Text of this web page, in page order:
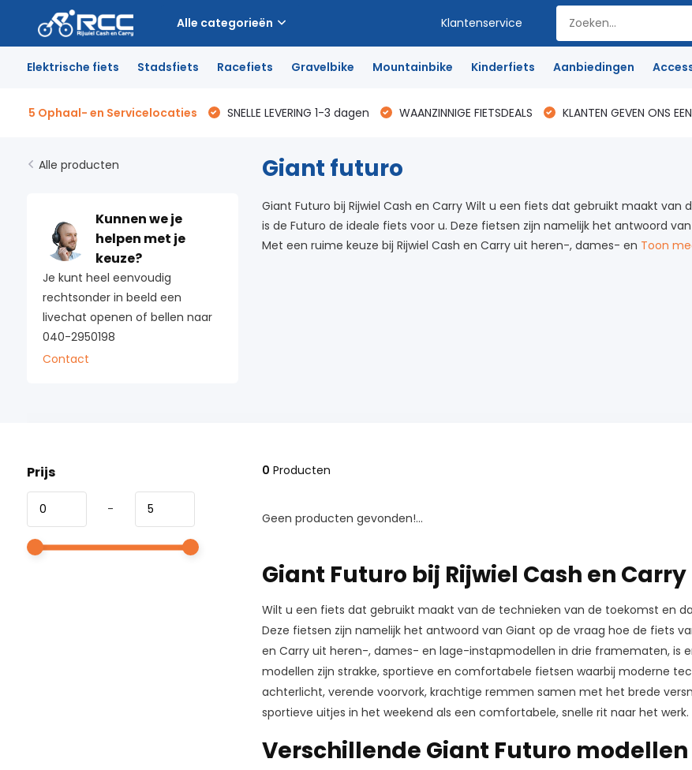
Alle categorieën Klantenservice
Elektrische fiets Stadsfiets Racefiets Gravelbike Mountainbike Kinderfiets Aanbiedingen
5 Ophaal- en Servicelocaties SNELLE LEVERING 1-3 dagen WAANZINNIGE FIETSDEALS KLANTEN GEVEN ONS
Alle producten
Kunnen we je
helpen met je
keuze?
Je kunt heel eenvoudig
rechtsonder in beeld een
livechat openen of bellen naar
040-2950198
Contact
Giant futuro
Giant Futuro bij Rijwiel Cash en Carry Wilt u een fiets dat gebruikt maakt
is de Futuro de ideale fiets voor u. Deze fietsen zijn namelijk het antwoord
Met een ruime keuze bij Rijwiel Cash en Carry uit heren-, dames- en Toon
Prijs
-
0 Producten
Geen producten gevonden!...
Giant Futuro bij Rijwiel Cash en Carry
Wilt u een fiets dat gebruikt maakt van de technieken van de toekomst en
Deze fietsen zijn namelijk het antwoord van Giant op de vraag hoe de fiets
en Carry uit heren-, dames- en lage-instapmodellen in drie framematen, is
modellen zijn strakke, sportieve en comfortabele fietsen waarbij moderne
achterlicht, verende voorvork, krachtige remmen samen met het brede
sportieve uitjes in het weekend als een comfortabele, snelle rit naar het werk.
Verschillende Giant Futuro modellen